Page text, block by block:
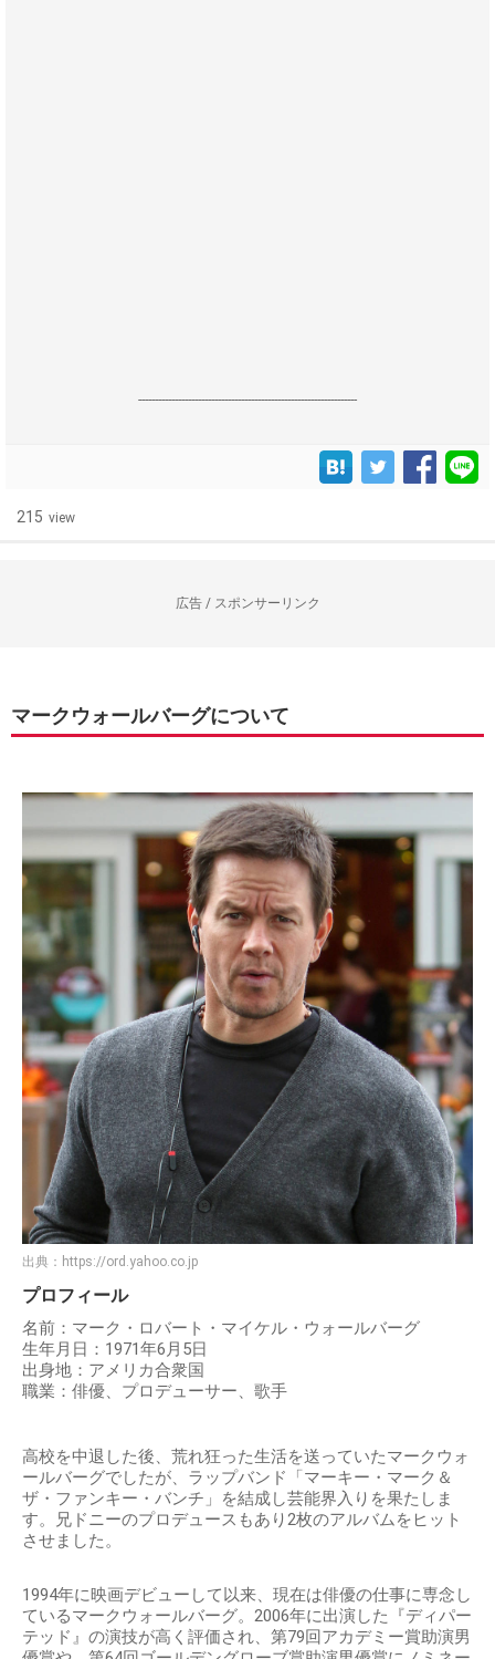
------------------------------------------------------------------
215 view
広告 / スポンサーリンク
マークウォールバーグについて
出典： https://ord.yahoo.co.jp
プロフィール
名前：マーク・ロバート・マイケル・ウォールバーグ
生年月日：1971年6月5日
出身地：アメリカ合衆国
職業：俳優、プロデューサー、歌手
高校を中退した後、荒れ狂った生活を送っていたマークウォ
ールバーグでしたが、ラップバンド「マーキー・マーク＆
ザ・ファンキー・バンチ」を結成し芸能界入りを果たしま
す。兄ドニーのプロデュースもあり2枚のアルバムをヒット
させました。
1994年に映画デビューして以来、現在は俳優の仕事に専念し
ているマークウォールバーグ。2006年に出演した『ディパー
テッド』の演技が高く評価され、第79回アカデミー賞助演男